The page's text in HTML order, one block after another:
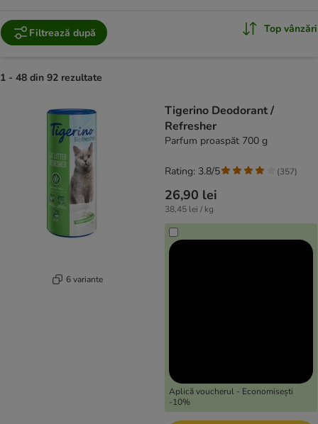
Filtrează după Top vânzări
1 - 48 din 92 rezultate
6 variante
Tigerino Deodorant /
Refresher
Parfum proaspăt 700 g
26,90 lei
38,45 lei / kg
Aplică voucherul - Economisești
-10%
Rating: 3.8/5 (357)